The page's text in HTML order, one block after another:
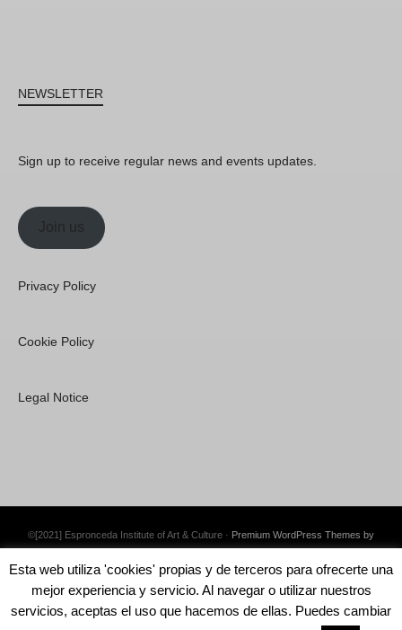
NEWSLETTER
Sign up to receive regular news and events updates.
Join us
Privacy Policy
Cookie Policy
Legal Notice
©[2021] Espronceda Institute of Art & Culture · Premium WordPress Themes by
Esta web utiliza 'cookies' propias y de terceros para ofrecerte una
mejor experiencia y servicio. Al navegar o utilizar nuestros
servicios, aceptas el uso que hacemos de ellas. Puedes cambiar